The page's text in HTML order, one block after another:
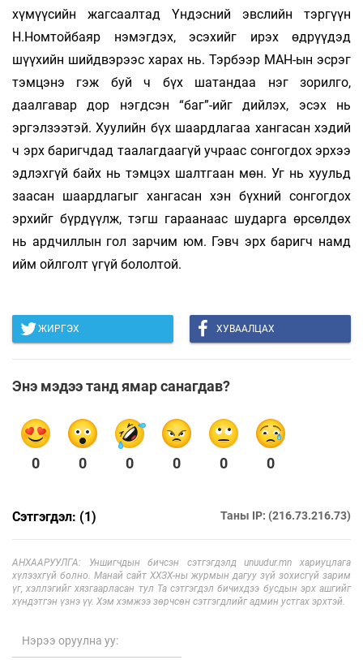
хүмүүсийн жагсаалтад Үндэсний эвслийн тэргүүн
Н.Номтойбаяр нэмэгдэх, эсэхийг ирэх өдрүүдэд
шүүхийн шийдвэрээс харах нь. Тэрбээр МАН-ын эсрэг
тэмцэнэ гэж буй ч бүх шатандаа нэг зорилго,
даалгавар дор нэгдсэн “бaг”-ийг дийлэх, эсэх нь
эргэлзээтэй. Хуулийн бүх шаардлагаа хангасан хэдий
ч эрх баригчдад таалагдаагүй учраас сонгогдох эрхээ
эдлэхгүй байх нь тэмцэх шалтгаан мөн. Уг нь хуульд
заасан шаардлагыг хангасан хэн бүхний сонгогдох
эрхийг бүрдүүлж, тэгш гараанаас шударга өрсөлдөх
нь ардчиллын гол зарчим юм. Гэвч эрх баригч намд
ийм ойлголт үгүй бололтой.
ЖИРГЭХ ХУВААЛЦАХ
Энэ мэдээ танд ямар санагдав?
0 0 0 0 0 0
Сэтгэгдэл: (1) Таны IP: (216.73.216.73)
АНХААРУУЛГА: Уншигчдын бичсэн сэтгэгдэлд unuudur.mn хариуцлага
хүлээхгүй болно. Манай сайт ХХЗХ-ны журмын дагуу зүй зохисгүй зарим
үг, хэллэгийг хязгаарласан тул Та сэтгэгдэл бичихдээ бусдын эрх ашгийг
хүндэтгэн үзнэ үү. Хэм хэмжээ зөрчсөн сэтгэгдлийг админ устгах эрхтэй.